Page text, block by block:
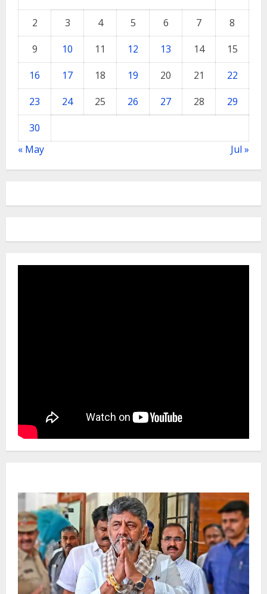
2
3 4 5 6 7
8
9
10 11 12 13 14
15
16
17 18 19 20 21
22
23
24 25 26 27 28
29
30
« May
Jul »
Newsbeat ಜಿಲ್ಲೆ ರಾಜಕೀಯ ರಾಜ್ಯ
ಡಿಕೆಶಿ ಜತೆ 14 ಮಂದಿ ಪ್ರಮಾಣವಚನ ಸಾಧ್ಯತೆ.. ಇಲ್ಲಿದೆ
ಸಂಭಾವ್ಯ ಸಚಿವರ ಫೈನಲ್ ಲಿಸ್ಟ್‌!
Ashwaveega June 3, 2026 0